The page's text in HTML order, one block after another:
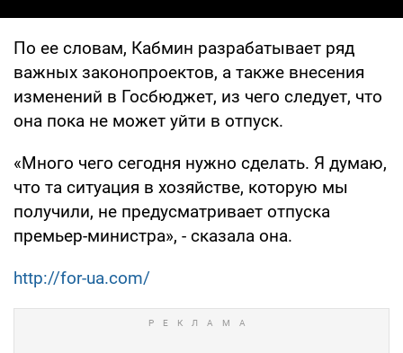
По ее словам, Кабмин разрабатывает ряд
важных законопроектов, а также внесения
изменений в Госбюджет, из чего следует, что
она пока не может уйти в отпуск.
«Много чего сегодня нужно сделать. Я думаю,
что та ситуация в хозяйстве, которую мы
получили, не предусматривает отпуска
премьер-министра», - сказала она.
http://for-ua.com/